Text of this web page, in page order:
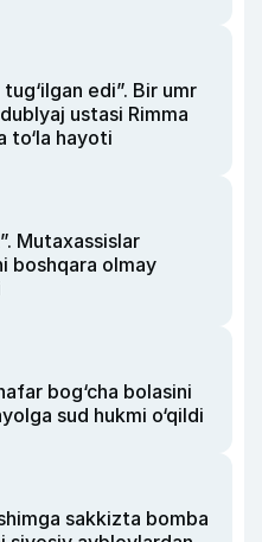
edi”. Bir umr
ustasi Rimma
to‘la hayoti
Mutaxassislar
boshqara olmay
bog‘cha bolasini
sud hukmi o‘qildi
sakkizta bomba